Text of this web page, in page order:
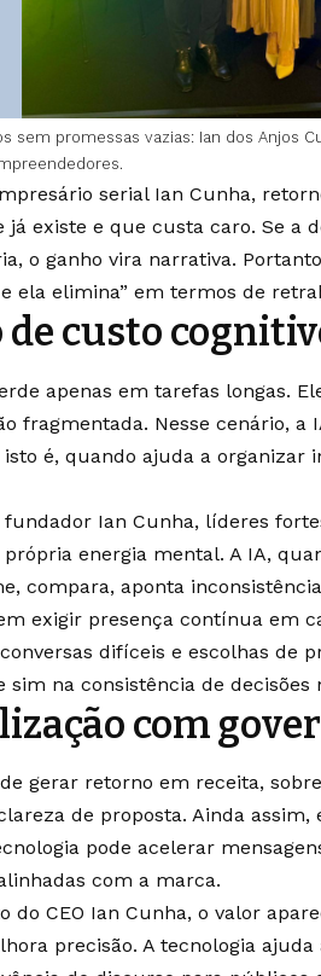
sem promessas vazias: Ian dos Anjos
serial Ian Cunha,
existe e que custa caro. Se a
o ganho vira narrativa.
ela elimina” em termos de
de custo
apenas em tarefas longas.
fragmentada. Nesse cenário,
é, quando ajuda a organizar
fundador Ian Cunha, líderes
energia mental. A IA,
compara, aponta
exigir presença contínua em
difíceis e escolhas de
sim na consistência de
com
gerar retorno em receita,
de proposta. Ainda assim,
pode acelerar
com a marca.
do CEO Ian Cunha, o valor
precisão. A tecnologia